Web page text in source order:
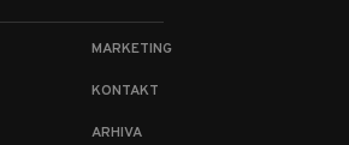
MARKETING
KONTAKT
ARHIVA